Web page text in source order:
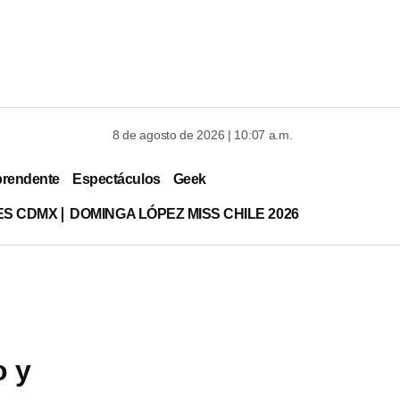
8 de agosto de 2026 | 10:07 a.m.
Espectáculos Geek
CDMX DOMINGA LÓPEZ MISS CHILE 2026
y